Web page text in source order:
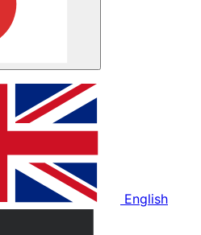
English